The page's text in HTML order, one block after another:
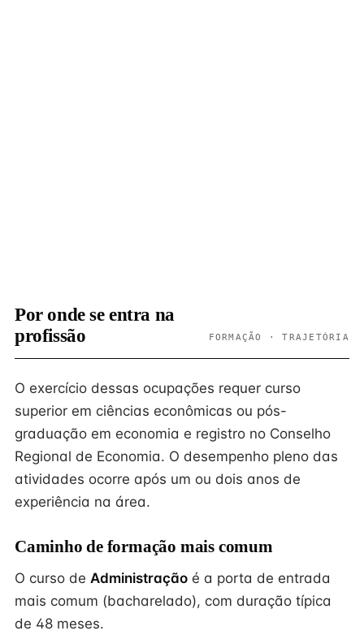
Por onde se entra na
profissão
FORMAÇÃO · TRAJETÓRIA
O exercício dessas ocupações requer curso
superior em ciências econômicas ou pós-
graduação em economia e registro no Conselho
Regional de Economia. O desempenho pleno das
atividades ocorre após um ou dois anos de
experiência na área.
Caminho de formação mais comum
O curso de Administração é a porta de entrada
mais comum (bacharelado), com duração típica
de 48 meses.